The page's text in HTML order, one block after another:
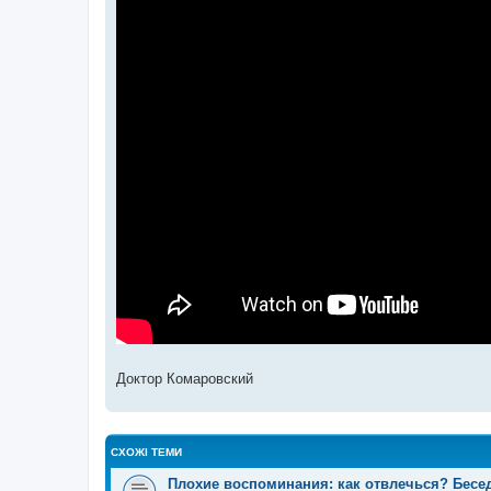
Доктор Комаровский
СХОЖІ ТЕМИ
Плохие воспоминания: как отвлечься?